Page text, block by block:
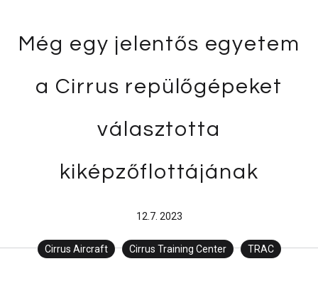
Még egy jelentős egyetem
a Cirrus repülőgépeket
választotta
kiképzőflottájának
12.7. 2023
Cirrus Aircraft Cirrus Training Center TRAC